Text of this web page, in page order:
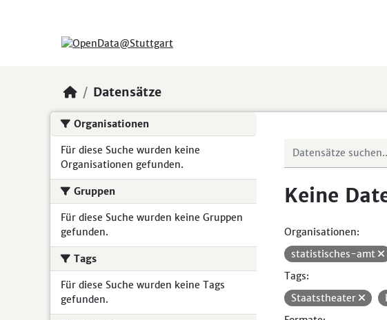
Datensätze
Organisationen
Für diese Suche wurden keine
Organisationen gefunden.
Gruppen
Für diese Suche wurden keine Gruppen
gefunden.
Tags
Für diese Suche wurden keine Tags
gefunden.
Keine
Organisationen:
statistisches-amt
Tags:
Staatstheater